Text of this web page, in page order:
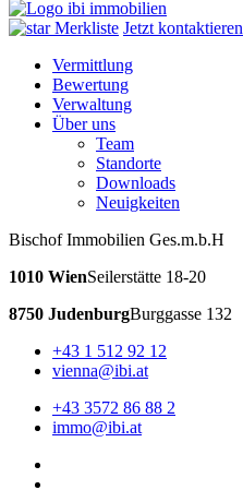
Merkliste Jetzt kontaktieren
Vermittlung
Bewertung
Verwaltung
Über uns
Team
Standorte
Downloads
Neuigkeiten
Bischof Immobilien Ges.m.b.H
1010 WienSeilerstätte 18-20
8750 JudenburgBurggasse 132
+43 1 512 92 12
vienna@ibi.at
+43 3572 86 88 2
immo@ibi.at